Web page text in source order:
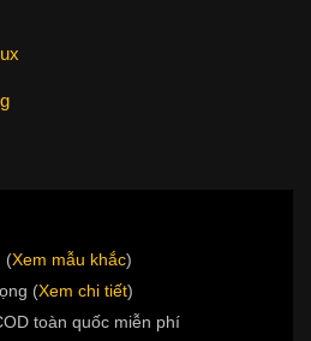
(Xem mẫu khắc)
(Xem chi tiết)
toàn quốc miễn phí